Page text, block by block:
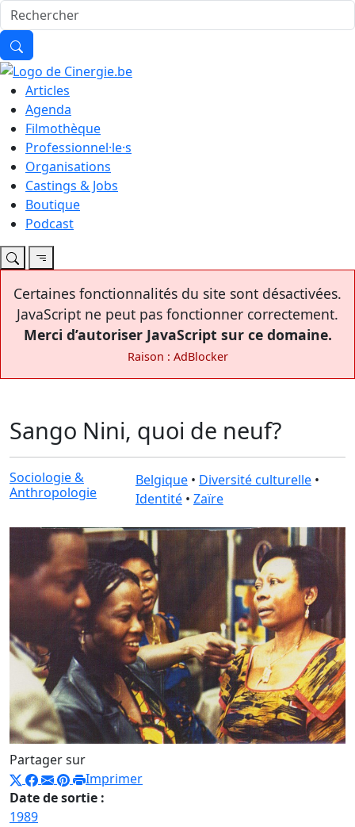
Articles
Agenda
Filmothèque
Professionnel·le·s
Organisations
Castings & Jobs
Boutique
Podcast
Certaines fonctionnalités du site sont désactivées.
JavaScript ne peut pas fonctionner correctement.
Merci d’autoriser JavaScript sur ce domaine.
Raison : AdBlocker
Sango Nini, quoi de neuf?
Sociologie &
Anthropologie
Belgique• Diversité culturelle•
Identité• Zaïre
Partager sur
Imprimer
Date de sortie :
1989